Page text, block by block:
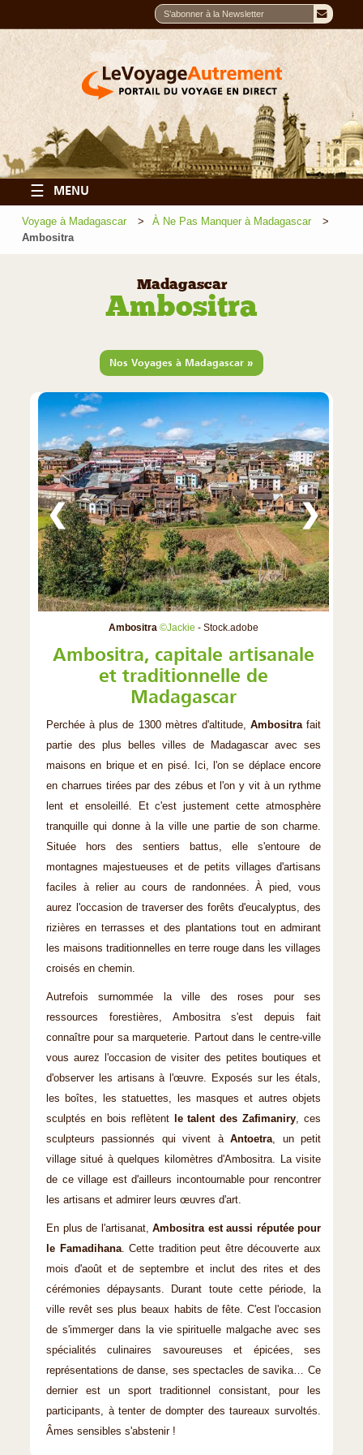
☰ MENU
Voyage à Madagascar
À Ne Pas Manquer à Madagascar
Ambositra
Madagascar
Ambositra
Nos Voyages à Madagascar »
Ambositra ©Jackie - Stock.adobe
❮ ❯
Ambositra, capitale artisanale
et traditionnelle de
Madagascar
Perchée à plus de 1300 mètres d'altitude, Ambositrafait
partie des plus belles villes de Madagascar avec ses
maisons en brique et en pisé. Ici, l'on se déplace encore
en charrues tirées par des zébus et l'on y vit à un rythme
lent et ensoleillé. Et c'est justement cette atmosphère
tranquille qui donne à la ville une partie de son charme.
Située hors des sentiers battus, elle s'entoure de
montagnes majestueuses et de petits villages d'artisans
faciles à relier au cours de randonnées. À pied, vous
aurez l'occasion de traverser des forêts d'eucalyptus, des
rizières en terrasses et des plantations tout en admirant
les maisons traditionnelles en terre rouge dans les villages
croisés en chemin.
Autrefois surnommée la ville des roses pour ses
ressources forestières, Ambositra s'est depuis fait
connaître pour sa marqueterie. Partout dans le centre-ville
vous aurez l'occasion de visiter des petites boutiques et
d'observer les artisans à l'œuvre. Exposés sur les étals,
les boîtes, les statuettes, les masques et autres objets
sculptés en bois reflètent
le talent des Zafimaniry , ces
sculpteurs passionnés qui vivent àAntoetra , un petit
village situé à quelques kilomètres d'Ambositra. La visite
de ce village est d'ailleurs incontournable pour rencontrer
les artisans et admirer leurs œuvres d'art.
En plus de l'artisanat, Ambositra est aussi réputée pour
le Famadihana. Cette tradition peut être découverte aux
mois d'août et de septembre et inclut des rites et des
cérémonies dépaysants. Durant toute cette période, la
ville revêt ses plus beaux habits de fête. C'est l'occasion
de s'immerger dans la vie spirituelle malgache avec ses
spécialités culinaires savoureuses et épicées, ses
représentations de danse, ses spectacles de savika… Ce
dernier est un sport traditionnel consistant, pour les
participants, à tenter de dompter des taureaux survoltés.
Âmes sensibles s'abstenir !